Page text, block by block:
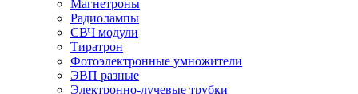
Магнетроны
Радиолампы
СВЧ модули
Тиратрон
Фотоэлектронные умножители
ЭВП разные
Электронно-лучевые трубки